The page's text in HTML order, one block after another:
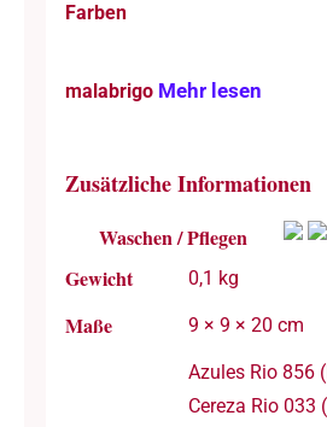
Farben
malabrigo Mehr lesen
Zusätzliche Informationen
Waschen / Pflegen
Gewicht
0,1 kg
Maße 9 × 9 × 20 cm
Azules Rio 856
Cereza Rio 033